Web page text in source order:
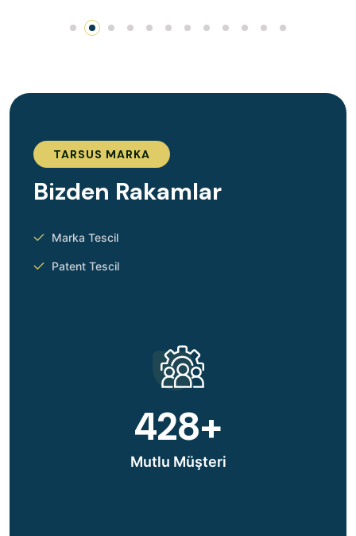
TARSUS MARKA
Bizden Rakamlar
Marka Tescil
Patent Tescil
428+
Mutlu Müşteri